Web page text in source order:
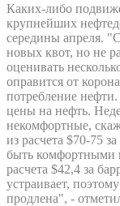
Каких-либо
крупнейших
середины апреля.
новых квот, но не
оценивать
оправится от
потребление
цены на нефть.
некомфортные,
из расчета $70-75
быть комфортными
расчета $42,4 за
устраивает,
продлена", -